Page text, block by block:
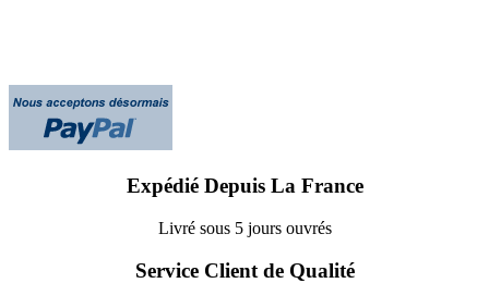
Expédié Depuis La France
Livré sous 5 jours ouvrés
Service Client de Qualité